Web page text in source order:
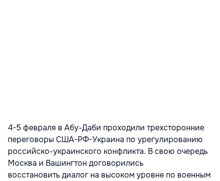
4-5 февраля в Абу-Даби проходили трехсторонние
переговоры США-РФ-Украина по урегулированию
российско-украинского конфликта. В свою очередь
Москва и Вашингтон договорились
восстановитьдиалог на высоком уровне по военным